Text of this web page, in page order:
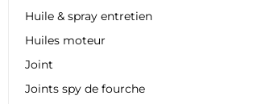
Huile & spray entretien
Huiles moteur
Joint
Joints spy de fourche